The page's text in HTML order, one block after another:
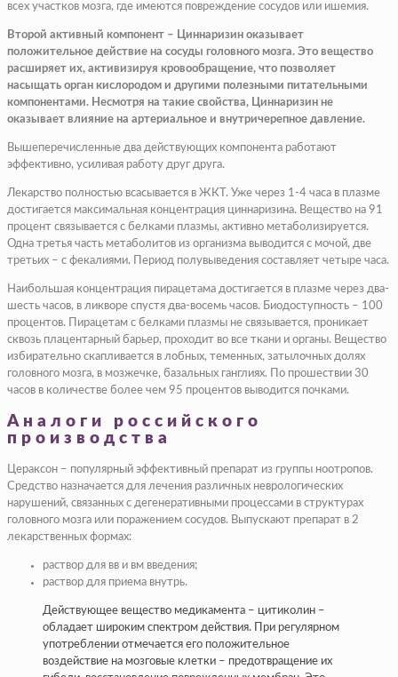
всех участков мозга, где имеются повреждение сосудов или ишемия.
Второй активный компонент – Циннаризин оказывает
положительное действие на сосуды головного мозга. Это вещество
расширяет их, активизируя кровообращение, что позволяет
насыщать орган кислородом и другими полезными питательными
компонентами. Несмотря на такие свойства, Циннаризин не
оказывает влияние на артериальное и внутричерепное давление.
Вышеперечисленные два действующих компонента работают
эффективно, усиливая работу друг друга.
Лекарство полностью всасывается в ЖКТ. Уже через 1-4 часа в плазме
достигается максимальная концентрация циннаризина. Вещество на 91
процент связывается с белками плазмы, активно метаболизируется.
Одна третья часть метаболитов из организма выводится с мочой, две
третьих – с фекалиями. Период полувыведения составляет четыре часа.
Наибольшая концентрация пирацетама достигается в плазме через два-
шесть часов, в ликворе спустя два-восемь часов. Биодоступность – 100
процентов. Пирацетам с белками плазмы не связывается, проникает
сквозь плацентарный барьер, проходит во все ткани и органы. Вещество
избирательно скапливается в лобных, теменных, затылочных долях
головного мозга, в мозжечке, базальных ганглиях. По прошествии 30
часов в количестве более чем 95 процентов выводится почками.
Аналоги российского
производства
Цераксон – популярный эффективный препарат из группы ноотропов.
Средство назначается для лечения различных неврологических
нарушений, связанных с дегенеративными процессами в структурах
головного мозга или поражением сосудов. Выпускают препарат в 2
лекарственных формах:
раствор для вв и вм введения;
раствор для приема внутрь.
Действующее вещество медикамента – цитиколин –
обладает широким спектром действия. При регулярном
употреблении отмечается его положительное
воздействие на мозговые клетки – предотвращение их